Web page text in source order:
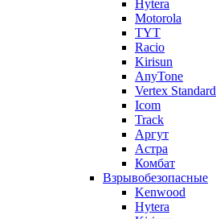
Hytera
Motorola
TYT
Racio
Kirisun
AnyTone
Vertex Standard
Icom
Track
Аргут
Астра
Комбат
Взрывобезопасные
Kenwood
Hytera